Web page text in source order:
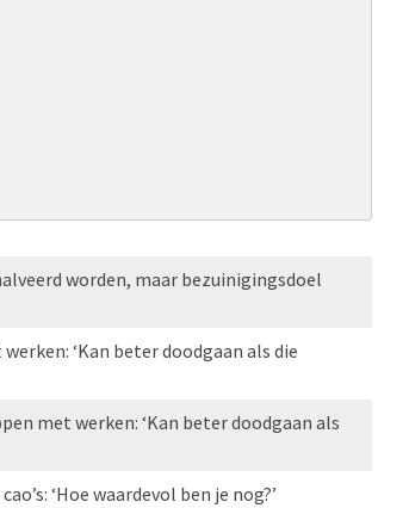
worden, maar bezuinigingsdoel
‘Kan beter doodgaan als die
met werken: ‘Kan beter doodgaan als
‘Hoe waardevol ben je nog?’